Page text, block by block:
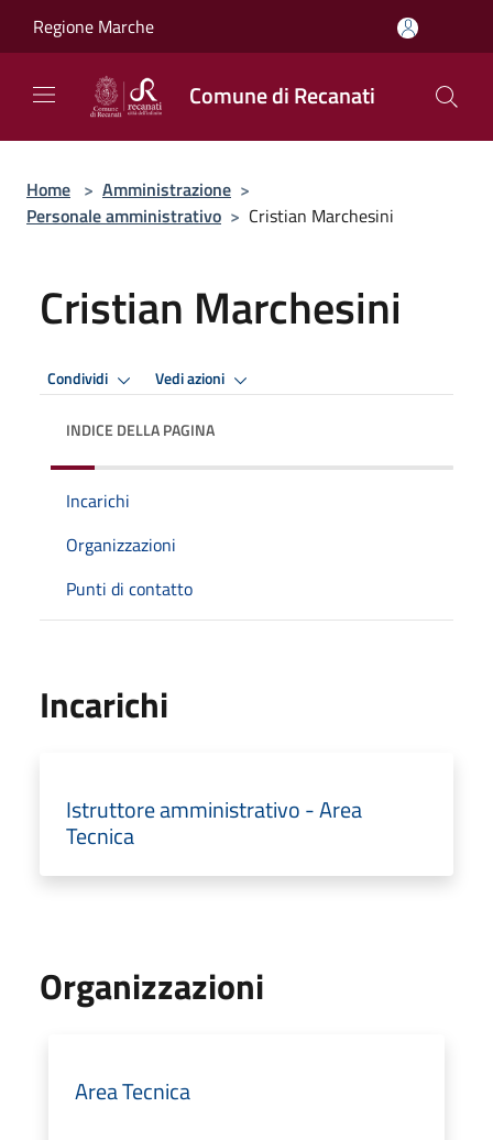
Regione Marche
Comune di Recanati
Home > Amministrazione >
Personale amministrativo > Cristian Marchesini
Cristian Marchesini
Condividi Vedi azioni
INDICE DELLA PAGINA
Incarichi
Organizzazioni
Punti di contatto
Incarichi
Istruttore amministrativo - Area
Tecnica
Organizzazioni
Area Tecnica